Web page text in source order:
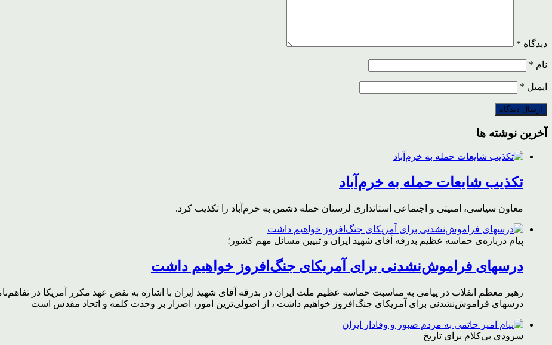
دیدگاه *
نام *
ایمیل *
آخرین نوشته ها
تکذیب شایعات حمله به خرم‌آباد
معاون سیاسی، امنیتی و اجتماعی استانداری لرستان حمله دشمن به خرم‌آباد را تکذیب کرد.
پیام درباره‌ی حماسه عظیم بدرقه آقای شهید ایران و تبیین مسائل مهم کشور؛
درسهای فراموش‌نشدنی برای آمریکای جنگ‌افروز خواهیم داشت
رهبر معظم انقلاب در پیامی به مناسبت حماسه عظیم ملت ایران در بدرقه آقای شهید ایران با اشاره به نقض عهد مکرر آمریکا در
درسهای فراموش‌نشدنی برای آمریکای جنگ‌افروز خواهیم داشت ، از اصولی‌ترین امور، اصرار بر وحدت کلمه و اتحاد مقدس است
سرودی بی‌کلام برای تاریخ